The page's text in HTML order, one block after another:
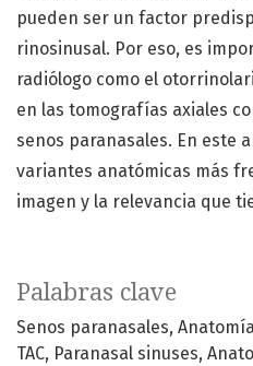
Palabras clave
Senos paranasales Anatomía
TAC Paranasal sinuses
pueden ser un factor
rinosinusal. Por eso, es
radiólogo como el
en las tomografías axiales
senos paranasales. En este
variantes anatómicas más
imagen y la relevancia que